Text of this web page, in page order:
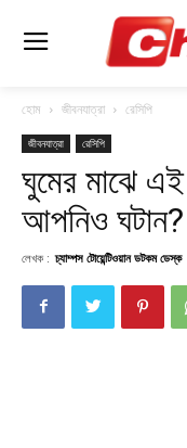
হোম জীবনযাত্রা রেসিপি
জীবনযাত্রা রেসিপি
ঘুমের মাঝে
আপনিও ঘটান?
লেখক : চ্যাম্পস টোয়েন্টিওয়ান ডটকম ডেস্ক